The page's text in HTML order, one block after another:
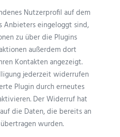
Nutzerprofil auf dem
Anbieters eingeloggt sind,
zu über die Plugins
außerdem dort
Kontakten angezeigt.
jederzeit widerrufen
Plugin durch erneutes
Der Widerruf hat
die Daten, die bereits an
wurden.